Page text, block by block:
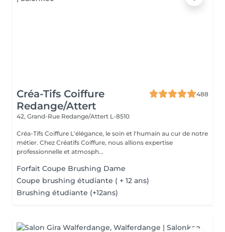
Créa-Tifs Coiffure
Redange/Attert
488
42, Grand-Rue Redange/Attert L-8510
Créa-Tifs Coiffure L'élégance, le soin et l'humain au cur de notre
métier. Chez Créatifs Coiffure, nous allions expertise
professionnelle et atmosph...
Forfait Coupe Brushing Dame
Coupe brushing étudiante ( + 12 ans)
Brushing étudiante (+12ans)